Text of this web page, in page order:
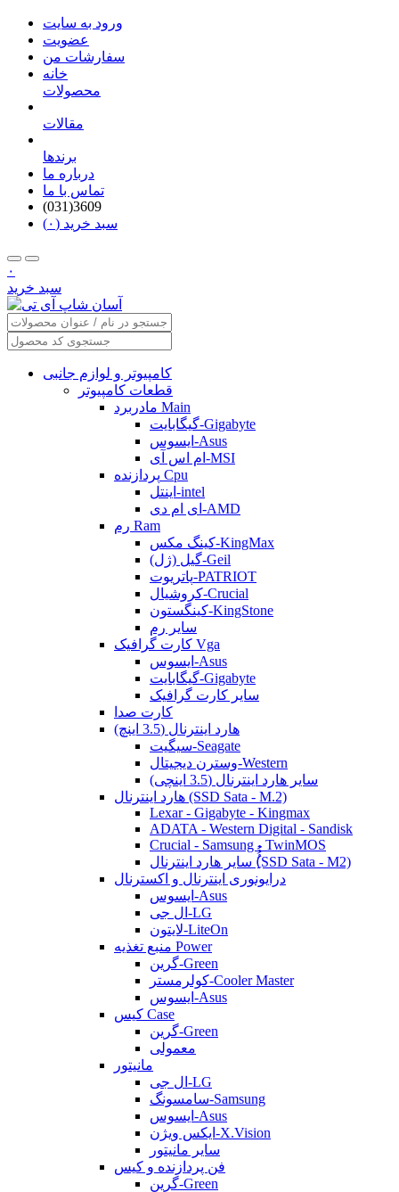
ورود به سایت
عضویت
سفارشات من
خانه
محصولات
مقالات
برندها
درباره ما
تماس با ما
(031)3609
سبد خرید (۰)
۰
سبد خرید
کامپیوتر و لوازم جانبی
قطعات کامپیوتر
مادربرد Main
گیگابایت-Gigabyte
ایسوس-Asus
ام اس آی-MSI
پردازنده Cpu
اینتل-intel
ای ام دی-AMD
رم Ram
کینگ مکس-KingMax
گیل (ژل)-Geil
پاتریوت-PATRIOT
کروشیال-Crucial
کینگستون-KingStone
سایر رم
کارت گرافیک Vga
ایسوس-Asus
گیگابایت-Gigabyte
سایر کارت گرافیک
کارت صدا
هارد اینترنال (3.5 اینچ)
سیگیت-Seagate
وسترن دیجیتال-Western
سایر هارد اینترنال (3.5 اینچی)
هارد اینترنال (SSD Sata - M.2)
Lexar - Gigabyte - Kingmax
ADATA - Western Digital - Sandisk
Crucial - Samsung - TwinMOS
سایر هارد اینترنال (ُُُِSSD Sata - M2)
درایونوری اینترنال و اکسترنال
ایسوس-Asus
ال جی-LG
لایتون-LiteOn
منبع تغذیه Power
گرین-Green
کولرمستر-Cooler Master
ایسوس-Asus
کیس Case
گرین-Green
معمولی
مانیتور
ال جی-LG
سامسونگ-Samsung
ایسوس-Asus
ایکس ویژن-X.Vision
سایر مانیتور
فن پردازنده و کیس
گرین-Green